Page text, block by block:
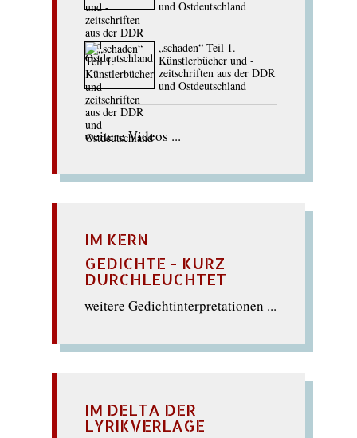
und Ostdeutschland
„schaden“ Teil 1.
Künstlerbücher und -
zeitschriften aus der DDR
und Ostdeutschland
weitere Videos ...
IM KERN
GEDICHTE - KURZ
DURCHLEUCHTET
weitere Gedichtinterpretationen ...
IM DELTA DER
LYRIKVERLAGE